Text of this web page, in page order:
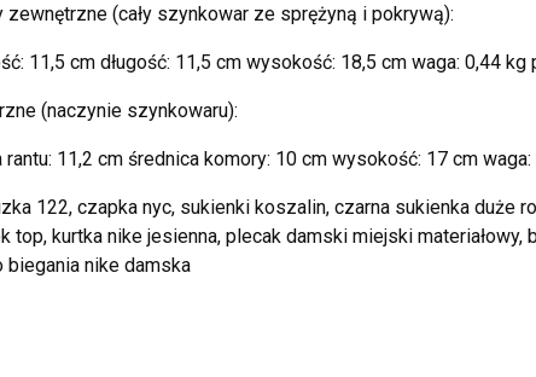
zewnętrzne (cały szynkowar ze sprężyną i pokrywą):
11,5 cm długość: 11,5 cm wysokość: 18,5 cm waga: 0,44 kg
(naczynie szynkowaru):
rantu: 11,2 cm średnica komory: 10 cm wysokość: 17 cm
122, czapka nyc, sukienki koszalin, czarna sukienka duże
top, kurtka nike jesienna, plecak damski miejski materiałowy,
biegania nike damska